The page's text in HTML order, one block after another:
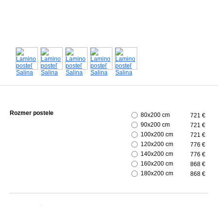
Rozmer postele 80x200 cm
721 €
90x200 cm
721 €
100x200 cm
721 €
120x200 cm
776 €
140x200 cm
776 €
160x200 cm
868 €
180x200 cm
868 €